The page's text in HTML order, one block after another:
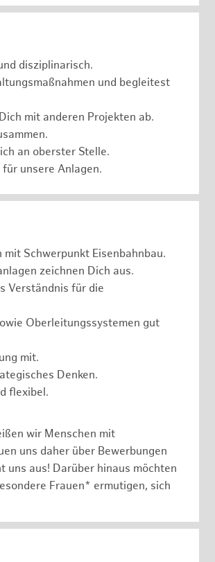
disziplinarisch.
und begleitest
mit anderen Projekten ab.
an oberster Stelle.
unsere Anlagen.
Schwerpunkt Eisenbahnbau.
zeichnen Dich aus.
Verständnis für die
Oberleitungssystemen gut
mit.
Denken.
flexibel.
wir Menschen mit
uns daher über Bewerbungen
uns aus! Darüber hinaus möchten
Frauen* ermutigen, sich